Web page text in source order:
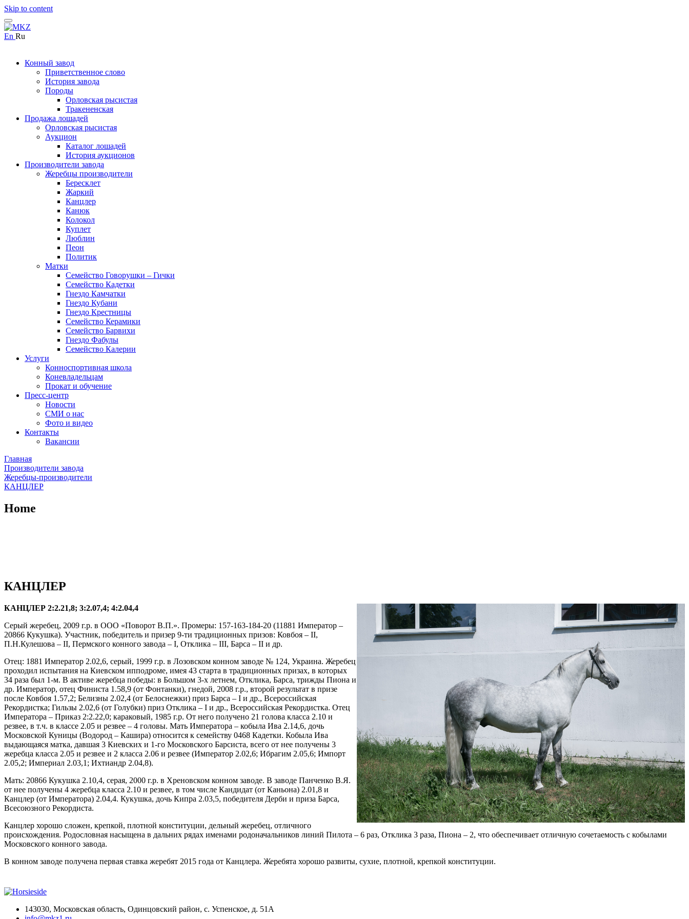
Skip to content
En Ru
Конный завод
Приветственное слово
История завода
Породы
Орловская рысистая
Тракененская
Продажа лошадей
Орловская рысистая
Аукцион
Каталог лошадей
История аукционов
Производители завода
Жеребцы производители
Бересклет
Жаркий
Канцлер
Канюк
Колокол
Куплет
Люблин
Пеон
Политик
Матки
Семейство Говорушки – Гички
Семейство Кадетки
Гнездо Камчатки
Гнездо Кубани
Гнездо Крестницы
Семейство Керамики
Семейство Барвихи
Гнездо Фабулы
Семейство Калерии
Услуги
Конноспортивная школа
Коневладельцам
Прокат и обучение
Пресс-центр
Новости
СМИ о нас
Фото и видео
Контакты
Вакансии
Главная
Производители завода
Жеребцы-производители
КАНЦЛЕР
Home
КАНЦЛЕР
КАНЦЛЕР 2:2.21,8; 3:2.07,4; 4:2.04,4
Серый жеребец, 2009 г.р. в ООО «Поворот В.П.». Промеры: 157-163-184-20 (11881 Император –
20866 Кукушка). Участник, победитель и призер 9-ти традиционных призов: Ковбоя – II,
П.Н.Кулешова – II, Пермского конного завода – I, Отклика – III, Барса – II и др.
Отец: 1881 Император 2.02,6, серый, 1999 г.р. в Лозовском конном заводе № 124, Украина. Жеребец
проходил испытания на Киевском ипподроме, имея 43 старта в традиционных призах, в которых
34 раза был 1-м. В активе жеребца победы: в Большом 3-х летнем, Отклика, Барса, трижды Пиона и
др. Император, отец Финиста 1.58,9 (от Фонтанки), гнедой, 2008 г.р., второй результат в призе
после Ковбоя 1.57,2; Белизны 2.02,4 (от Белоснежки) приз Барса – I и др., Всероссийская
Рекордистка; Гильзы 2.02,6 (от Голубки) приз Отклика – I и др., Всероссийская Рекордистка. Отец
Императора – Приказ 2:2.22,0; караковый, 1985 г.р. От него получено 21 голова класса 2.10 и
резвее, в т.ч. в классе 2.05 и резвее – 4 головы. Мать Императора – кобыла Ива 2.14,6, дочь
Московской Куницы (Водород – Кашира) относится к семейству 0468 Кадетки. Кобыла Ива
выдающаяся матка, давшая 3 Киевских и 1-го Московского Барсиста, всего от нее получены 3
жеребца класса 2.05 и резвее и 2 класса 2.06 и резвее (Император 2.02,6; Ибрагим 2.05,6; Импорт
2.05,2; Империал 2.03,1; Ихтиандр 2.04,8).
Мать: 20866 Кукушка 2.10,4, серая, 2000 г.р. в Хреновском конном заводе. В заводе Панченко В.Я.
от нее получены 4 жеребца класса 2.10 и резвее, в том числе Кандидат (от Каньона) 2.01,8 и
Канцлер (от Императора) 2.04,4. Кукушка, дочь Кипра 2.03,5, победителя Дерби и приза Барса,
Всесоюзного Рекордиста.
Канцлер хорошо сложен, крепкой, плотной конституции, дельный жеребец, отличного
происхождения. Родословная насыщена в дальних рядах именами родоначальников линий Пилота – 6 раз, Отклика 3 раза, Пиона – 2, что обеспечивает отличную сочетаемость с кобылами
Московского конного завода.
В конном заводе получена первая ставка жеребят 2015 года от Канцлера. Жеребята хорошо развиты, сухие, плотной, крепкой конституции.
143030, Московская область, Одинцовский район, с. Успенское, д. 51А